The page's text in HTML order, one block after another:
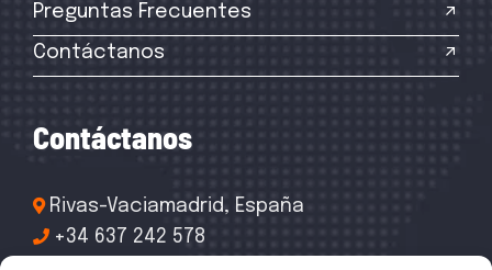
Preguntas Frecuentes
Contáctanos
Contáctanos
Rivas-Vaciamadrid, España
+34 637 242 578